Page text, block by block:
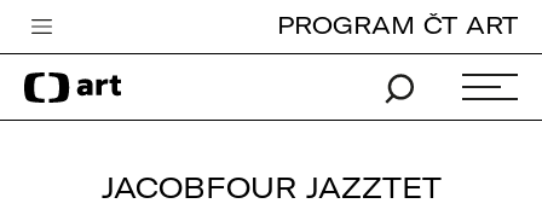
Česká televize
Zpravodajství
PROGRAM ČT ART
JACOBFOUR JAZZTET